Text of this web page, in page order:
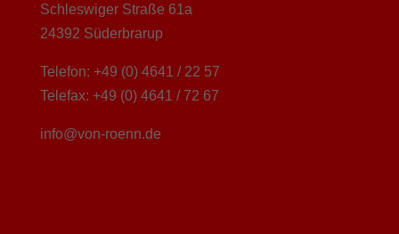
Schleswiger Straße 61a
24392 Süderbrarup
Telefon: +49 (0) 4641 / 22 57
Telefax: +49 (0) 4641 / 72 67
info@von-roenn.de